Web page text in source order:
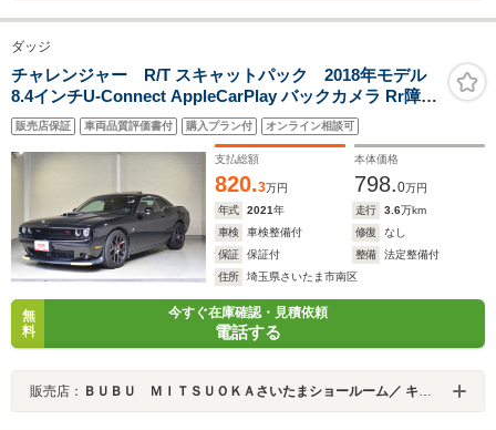
ダッジ
チャレンジャー R/T スキャットパック 2018年モデル
8.4インチU-Connect AppleCarPlay バックカメラ Rr障害
物センサー ETC ドライブレコーダー GPSレーダー Rrフ
ィルム施工済 サンルーフ アダプティブクルーズコントロ
ール ブラインドスポットモニター
販売店保証 車両品質評価書付 購入プラン付 オンライン相談可
支払総額
820.3万円
本体価格
798.0万円
年式
2021年 走行 3.6万km
車検
車検整備付 修復
なし
保証
保証付 整備
法定整備付
住所
埼玉県さいたま市南区
無
料
今すぐ在庫確認・見積依頼
電話する
販売店： ＢＵＢＵ ＭＩＴＳＵＯＫＡさいたまショールーム／ キャデラックさいたま南／シボレーさいたま南